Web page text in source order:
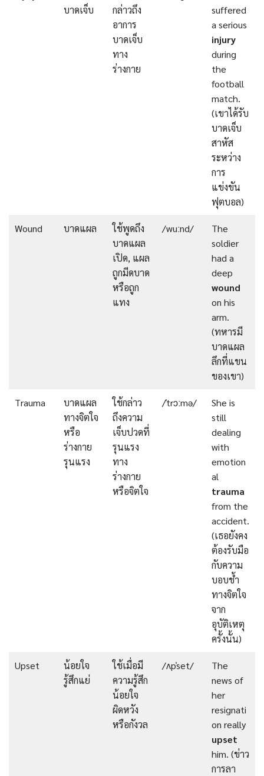
บาดเจ็บ
กล่าวถึง
อาการ
บาดเจ็บ
ทาง
ร่างกาย
suffered
a serious
injury
during
the
football
match.
(เขาได้รับ
บาดเจ็บ
สาหัส
ระหว่าง
การ
แข่งขัน
ฟุตบอล)
Wound บาดแผล
ใช้พูดถึง
บาดแผล
เปิด, แผล
ถูกมีดบาด
หรือถูก
แทง
/wuːnd/
The
soldier
had a
deep
wound
on his
arm.
(ทหารมี
บาดแผล
ลึกที่แขน
ของเขา)
Trauma
บาดแผล
ทางจิตใจ
หรือ
ร่างกาย
รุนแรง
ใช้กล่าว
ถึงความ
เจ็บปวดที่
รุนแรง
ทาง
ร่างกาย
หรือจิตใจ
/ˈtrɔːmə/
She is
still
dealing
with
emotion
al
trauma
from the
accident.
(เธอยังคง
ต้องรับมือ
กับความ
บอบช้ำ
ทางจิตใจ
จาก
อุบัติเหตุ
ครั้งนั้น)
Upset
น้อยใจ
รู้สึกแย่
ใช้เมื่อมี
ความรู้สึก
น้อยใจ
ผิดหวัง
หรือกังวล
/ʌpˈset/
The
news of
her
resignati
on really
upset
him. (ข่าว
การลา